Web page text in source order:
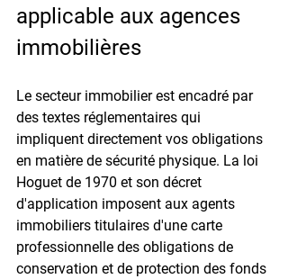
applicable aux agences
immobilières
Le secteur immobilier est encadré par
des textes réglementaires qui
impliquent directement vos obligations
en matière de sécurité physique. La loi
Hoguet de 1970 et son décret
d'application imposent aux agents
immobiliers titulaires d'une carte
professionnelle des obligations de
conservation et de protection des fonds